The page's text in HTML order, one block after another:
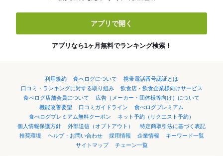
アプリで開く
アプリなら1ヶ月無料でランキング検索！
利用規約 食べログについて
携帯電話番号認証とは
口コミ・ランキングに対する取り組み
飲食店・飲食企業様向けサービス
食べログ店舗会員について
広告（メーカー・団体様等向け）について
機能改善要望
口コミガイドライン
食べログプレミアム
食べログプレミアム無料クーポン
ネット予約（リクエスト予約）
個人情報保護方針
外部送信（オプトアウト）
特定商取引法に基づく表記
推奨環境
ヘルプ・お問い合わせ 採用情報 企業情報
キーワード一覧
サイトマップ
チェーン一覧